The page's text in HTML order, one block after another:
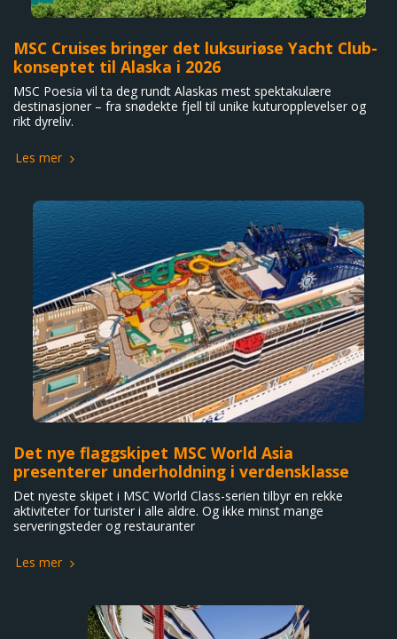
MSC Cruises bringer det luksuriøse Yacht Club-
konseptet til Alaska i 2026
MSC Poesia vil ta deg rundt Alaskas mest spektakulære
destinasjoner – fra snødekte fjell til unike kuturopplevelser og
rikt dyreliv.
Les mer
Det nye flaggskipet MSC World Asia
presenterer underholdning i verdensklasse
Det nyeste skipet i MSC World Class-serien tilbyr en rekke
aktiviteter for turister i alle aldre. Og ikke minst mange
serveringsteder og restauranter
Les mer